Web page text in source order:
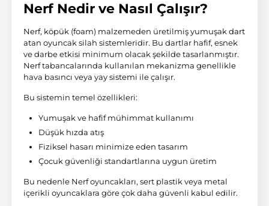
Nerf Nedir ve Nasıl Çalışır?
Nerf, köpük (foam) malzemeden üretilmiş yumuşakdart
atan oyuncak silah sistemleridir. Bu dartlar hafif, esnek
ve darbe etkisi minimum olacak şekilde tasarlanmıştır.
Nerf tabancalarında kullanılan mekanizma genellikle
hava basıncı veya yay sistemi ile çalışır.
Bu sistemin temel özellikleri:
Yumuşak ve hafif mühimmat kullanımı
Düşük hızda atış
Fiziksel hasarı minimize eden tasarım
Çocuk güvenliği standartlarına uygun üretim
Bu nedenle Nerf oyuncakları, sert plastik veya metal
içerikli oyuncaklara göre çok daha güvenli kabul edilir.